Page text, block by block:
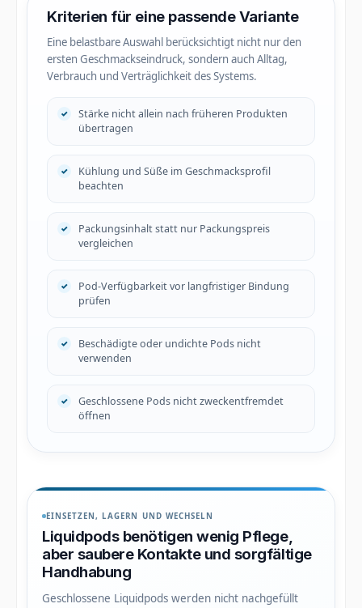
Kriterien für eine passende Variante
Eine belastbare Auswahl berücksichtigt nicht nur den
ersten Geschmackseindruck, sondern auch Alltag,
Verbrauch und Verträglichkeit des Systems.
Stärke nicht allein nach früheren Produkten
übertragen
Kühlung und Süße im Geschmacksprofil
beachten
Packungsinhalt statt nur Packungspreis
vergleichen
Pod-Verfügbarkeit vor langfristiger Bindung
prüfen
Beschädigte oder undichte Pods nicht
verwenden
Geschlossene Pods nicht zweckentfremdet
öffnen
EINSETZEN, LAGERN UND WECHSELN
Liquidpods benötigen wenig Pflege,
aber saubere Kontakte und sorgfältige
Handhabung
Geschlossene Liquidpods werden nicht nachgefüllt